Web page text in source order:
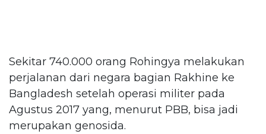
Sekitar 740.000 orang Rohingya melakukan
perjalanan dari negara bagian Rakhine ke
Bangladesh setelah operasi militer pada
Agustus 2017 yang, menurut PBB, bisa jadi
merupakan genosida.